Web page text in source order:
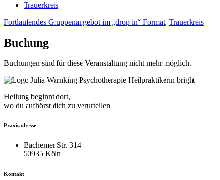
Trauerkreis
Fortlaufendes Gruppenangebot im „drop in“ Format, Trauerkreis
Buchung
Buchungen sind für diese Veranstaltung nicht mehr möglich.
Heilung beginnt dort,
wo du aufhörst dich zu verurteilen
Praxisadresse
Bachemer Str. 314
50935 Köln
Kontakt